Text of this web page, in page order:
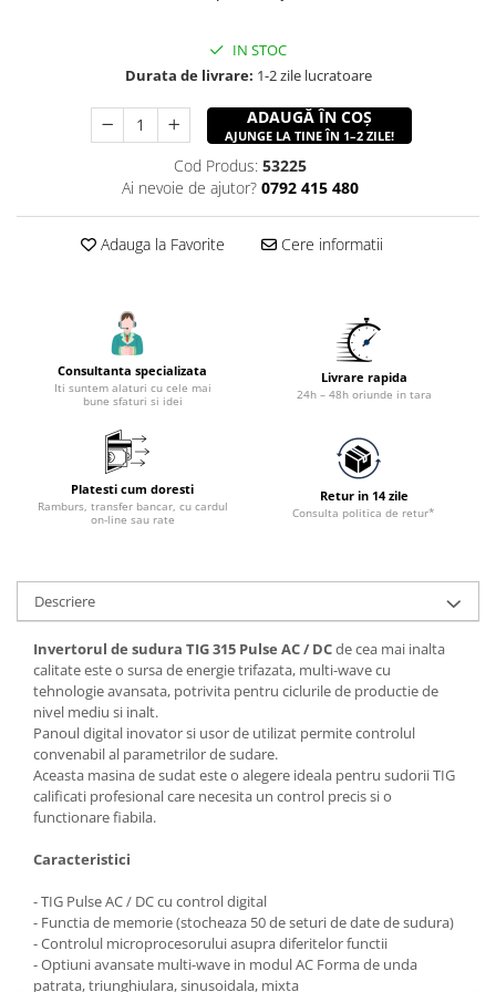
IN STOC
Durata de livrare: 1-2 zile lucratoare
ADAUGĂ ÎN COȘ
AJUNGE LA TINE ÎN 1–2 ZILE!
Cod Produs: 53225
Ai nevoie de ajutor? 0792 415 480
Adauga la Favorite Cere informatii
Consultanta specializata
Iti suntem alaturi cu cele mai
bune sfaturi si idei
Livrare rapida
24h – 48h oriunde in tara
Platesti cum doresti
Ramburs, transfer bancar, cu cardul
on-line sau rate
Retur in 14 zile
Consulta politica de retur*
Descriere
Invertorul de sudura TIG 315 Pulse AC / DCde cea mai inalta
calitate este o sursa de energie trifazata, multi-wave cu
tehnologie avansata, potrivita pentru ciclurile de productie de
nivel mediu si inalt.
Panoul digital inovator si usor de utilizat permite controlul
convenabil al parametrilor de sudare.
Aceasta masina de sudat este o alegere ideala pentru sudorii TIG
calificati profesional care necesita un control precis si o
functionare fiabila.
Caracteristici
- TIG Pulse AC / DC cu control digital
- Functia de memorie (stocheaza 50 de seturi de date de sudura)
- Controlul microprocesorului asupra diferitelor functii
- Optiuni avansate multi-wave in modul AC Forma de unda
patrata, triunghiulara, sinusoidala, mixta